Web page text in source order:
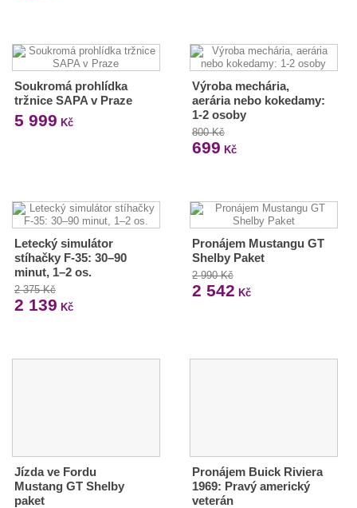
Soukromá prohlídka
tržnice SAPA v Praze
5 999 Kč
Výroba mechária,
aerária nebo kokedamy:
1-2 osoby
800 Kč
699 Kč
Letecký simulátor
stíhačky F-35: 30–90
minut, 1–2 os.
2 375 Kč
2 139 Kč
Pronájem Mustangu GT
Shelby Paket
2 990 Kč
2 542 Kč
Jízda ve Fordu
Mustang GT Shelby
paket
Pronájem Buick Riviera
1969: Pravý americký
veterán